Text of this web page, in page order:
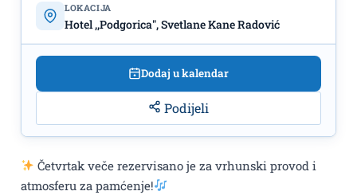
Slaven Djukanović 18. juna u Hotelu
,,Podgorica"
Četvrtak veče rezervisano je za vrhunski provod i
atmosferu za pamćenje!
LOKACIJA
Hotel ,,Podgorica", Svetlane Kane Radović
Dodaj u kalendar
Podijeli